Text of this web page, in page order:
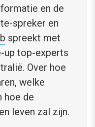
en de
spreker en
spreekt met
up top-experts
Over hoe
welke
hoe de
leven zal zijn.